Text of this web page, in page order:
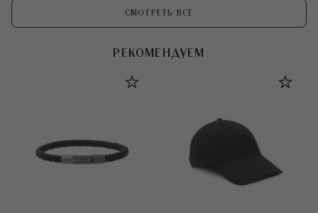
СМОТРЕТЬ ВСЕ
РЕКОМЕНДУЕМ